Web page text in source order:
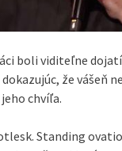
boli viditeľne
že vášeň
chvíľa.
Standing